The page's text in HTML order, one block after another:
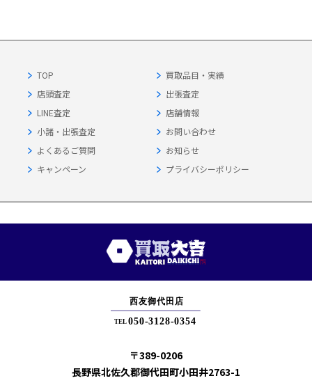
TOP
買取品目・実績
店頭査定
出張査定
LINE査定
店舗情報
小諸・出張査定
お問い合わせ
よくあるご質問
お知らせ
キャンペーン
プライバシーポリシー
〒389-0206
長野県北佐久郡御代田町小田井2763-1